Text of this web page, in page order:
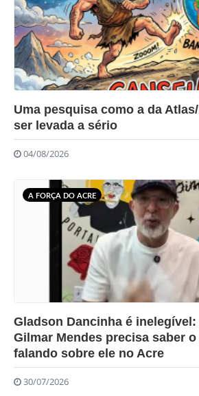
?>
Uma pesquisa como a da
ser levada a sério
04/08/2026
A FORÇA DO ACRE
?>
Gladson Dancinha é
Gilmar Mendes precisa saber
falando sobre ele no Acre
30/07/2026